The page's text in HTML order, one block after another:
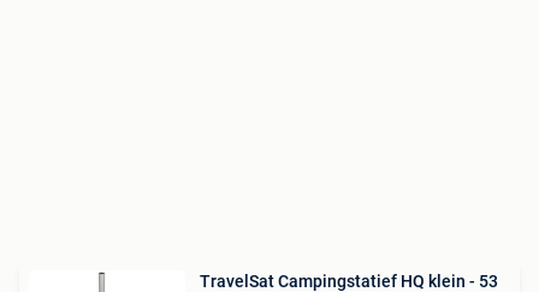
TravelSat Campingstatief HQ klein - 53